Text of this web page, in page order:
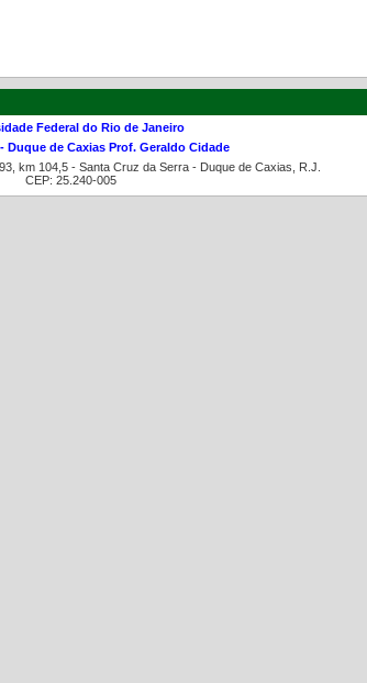
Federal do Rio de Janeiro
Duque de Caxias Prof. Geraldo Cidade
km 104,5 - Santa Cruz da Serra - Duque de Caxias, R.J.
CEP: 25.240-005